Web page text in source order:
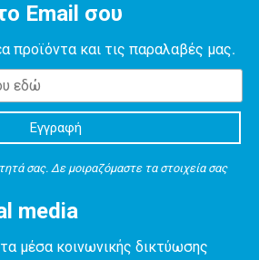
Email σου
προϊόντα και τις παραλαβές μας.
σας. Δε μοιραζόμαστε τα στοιχεία σας
media
μέσα κοινωνικής δικτύωσης